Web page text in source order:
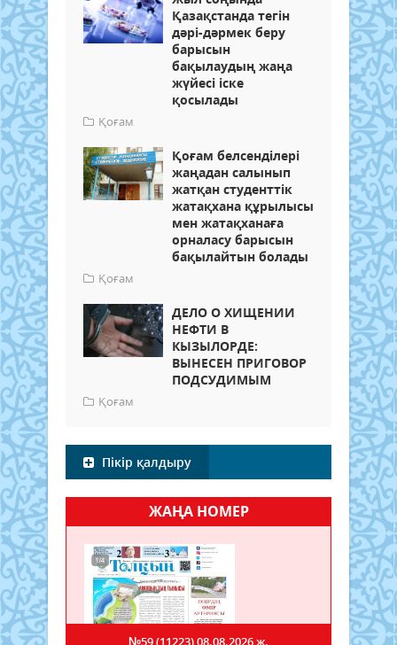
Қазақстанда тегін
дәрі-дәрмек беру
барысын
бақылаудың жаңа
жүйесі іске
қосылады
Қоғам
Қоғам белсенділері
жаңадан салынып
жатқан студенттік
жатақхана құрылысы
мен жатақханаға
орналасу барысын
бақылайтын болады
Қоғам
ДЕЛО О ХИЩЕНИИ
НЕФТИ В
КЫЗЫЛОРДЕ:
ВЫНЕСЕН ПРИГОВОР
ПОДСУДИМЫМ
Қоғам
Пікір қалдыру
ЖАҢА НОМЕР
№59 (11223)08.08.2026 ж.